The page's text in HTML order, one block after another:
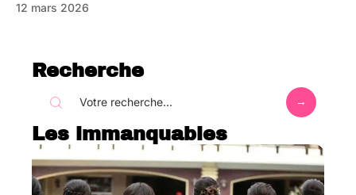
12 mars 2026
Recherche
Les immanquables